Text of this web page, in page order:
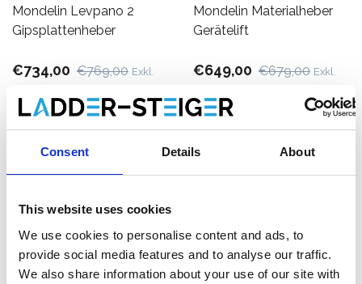
Consent Details About
This website uses cookies
We use cookies to personalise content and ads, to
provide social media features and to analyse our traffic.
We also share information about your use of our site with
Mondelin Levpano 2
Gipsplattenheber
€734,00 €769,00 Exkl.
Mondelin Materialheber
Gerätelift
€649,00 €679,00 Exkl.